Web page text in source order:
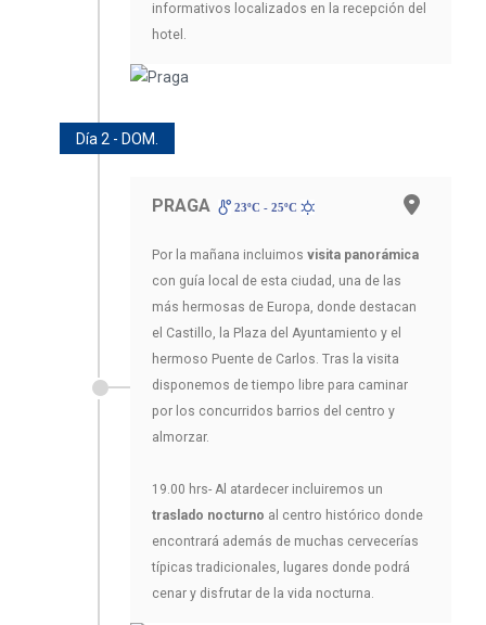
informativos localizados en la recepción del
hotel.
Día 2 - DOM.
PRAGA 23ºC - 25ºC
Por la mañana incluimos visita panorámica
con guía local de esta ciudad, una de las
más hermosas de Europa, donde destacan
el Castillo, la Plaza del Ayuntamiento y el
hermoso Puente de Carlos. Tras la visita
disponemos de tiempo libre para caminar
por los concurridos barrios del centro y
almorzar.
19.00 hrs- Al atardecer incluiremos un
traslado nocturno al centro histórico donde
encontrará además de muchas cervecerías
típicas tradicionales, lugares donde podrá
cenar y disfrutar de la vida nocturna.